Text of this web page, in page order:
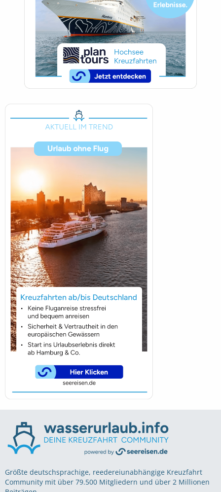
Größte deutschsprachige, reedereiunabhängige Kreuzfahrt
Community mit über 79.500 Mitgliedern und über 2 Millionen